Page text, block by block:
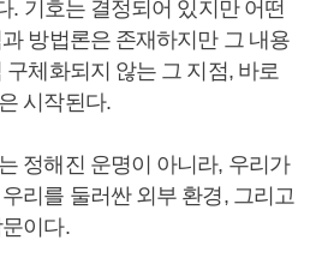
. 기호는 결정되어 있지만 어떤
방법론은 존재하지만 그 내용
체화되지 않는 그 지점, 바로
시작된다.
정해진 운명이 아니라, 우리가
리를 둘러싼 외부 환경, 그리고
이다.